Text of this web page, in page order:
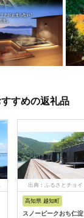
すめの返礼品
出典：ふるさとチョイ
高知県 越知町
スノーピークおち仁淀